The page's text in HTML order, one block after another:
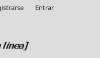
Entrar